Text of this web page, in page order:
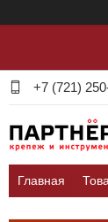
+7 (721)
Главная